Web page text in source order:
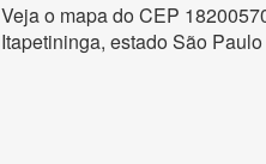
Veja o mapa do CEP
Itapetininga, estado São